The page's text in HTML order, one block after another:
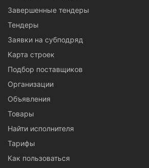
Завершенные тендеры
Тендеры
Заявки на субподряд
Карта строек
Подбор поставщиков
Организации
Объявления
Товары
Найти исполнителя
Тарифы
Как пользоваться